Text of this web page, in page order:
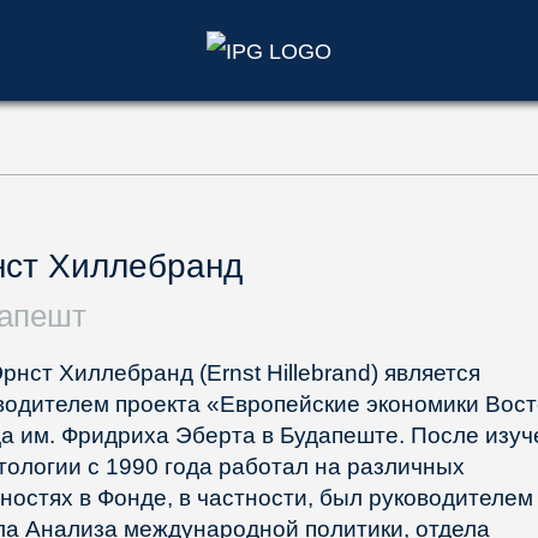
Хиллебранд
Хиллебранд (Ernst Hillebrand) является
проекта «Европейские экономики
им. Фридриха Эберта в Будапеште. После
с 1990 года работал на различных
в Фонде, в частности, был руководителем
Анализа международной политики, отдела